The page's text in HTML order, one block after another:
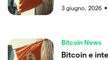
3 giugno, 2026 ●
Bitcoin News
Bitcoin e